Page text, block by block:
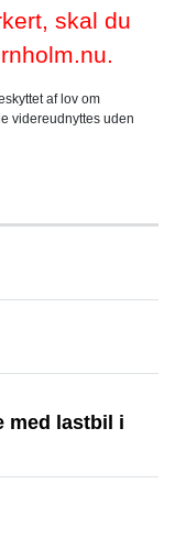
skal du
af lov om
videreudnyttes uden
med lastbil i